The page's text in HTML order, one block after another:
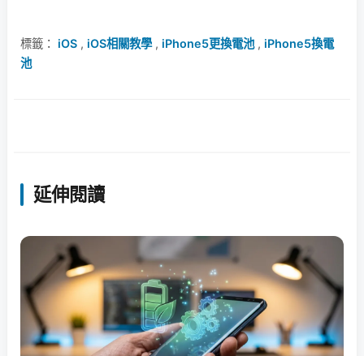
標籤： iOS , iOS相關教學, iPhone5更換電池, iPhone5換電
池
延伸閱讀